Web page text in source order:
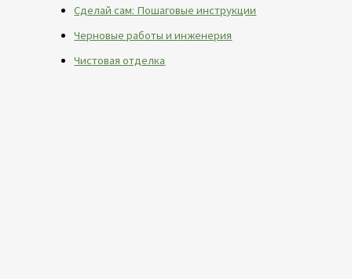
Сделай сам: Пошаговые инструкции
Черновые работы и инженерия
Чистовая отделка